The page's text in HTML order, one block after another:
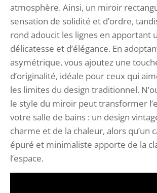
atmosphère. Ainsi, un miroir
sensation de solidité et d’ordre,
rond adoucit les lignes en apportant
délicatesse et d’élégance. En
asymétrique, vous ajoutez une
d’originalité, idéale pour ceux qui
les limites du design traditionnel.
le style du miroir peut transformer
votre salle de bains : un design
charme et de la chaleur, alors qu’un
épuré et minimaliste apporte de la
l’espace.